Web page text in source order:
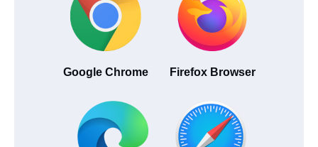
Google Chrome Firefox Browser